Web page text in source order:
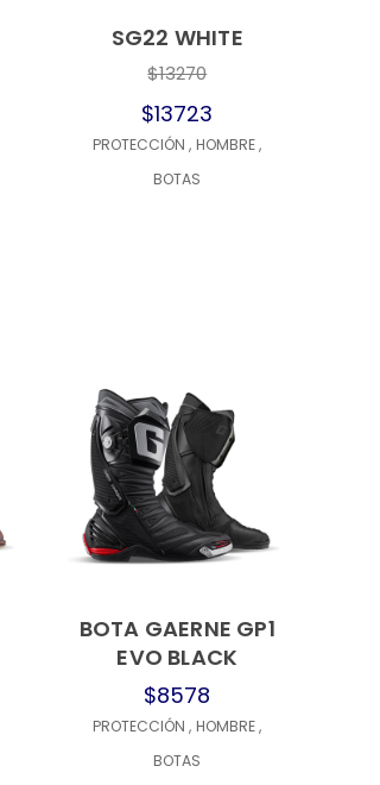
SG22 WHITE
$13270
$13723
PROTECCIÓN, HOMBRE,
BOTAS
BOTA GAERNE GP1
EVO BLACK
$8578
PROTECCIÓN, HOMBRE,
BOTAS